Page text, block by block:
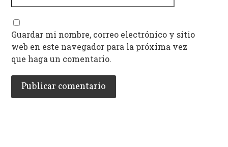
Guardar mi nombre, correo electrónico y sitio
web en este navegador para la próxima vez
que haga un comentario.